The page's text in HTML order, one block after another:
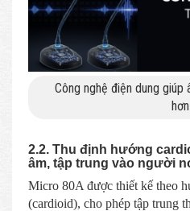
Công nghệ điện dung giúp
hơn
2.2. Thu định hướng
âm, tập trung vào người
Micro 80A được thiết kế theo
(cardioid), cho phép tập trung